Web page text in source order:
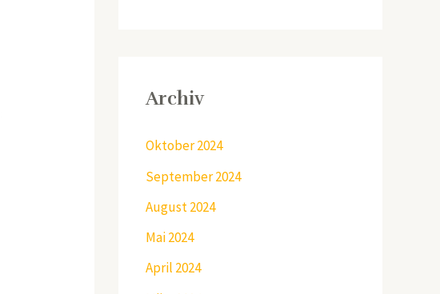
Archiv
Oktober 2024
September 2024
August 2024
Mai 2024
April 2024